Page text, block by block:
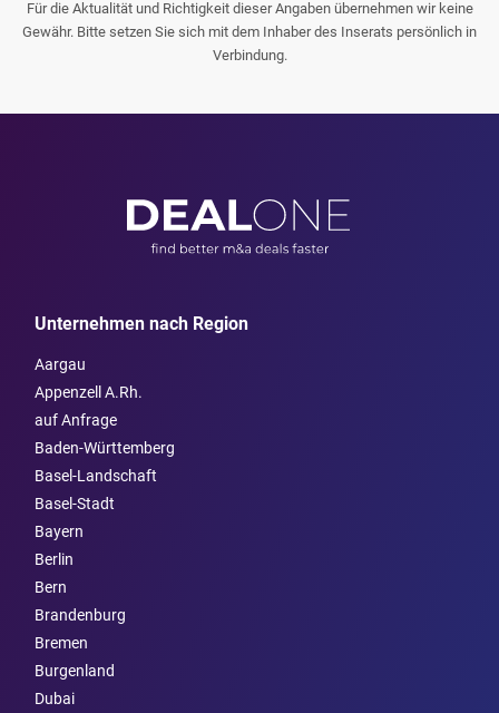
Für die Aktualität und Richtigkeit dieser Angaben übernehmen wir keine
Gewähr. Bitte setzen Sie sich mit dem Inhaber des Inserats persönlich in
Verbindung.
Unternehmen nach Region
Aargau
Appenzell A.Rh.
auf Anfrage
Baden-Württemberg
Basel-Landschaft
Basel-Stadt
Bayern
Berlin
Bern
Brandenburg
Bremen
Burgen­land
Dubai